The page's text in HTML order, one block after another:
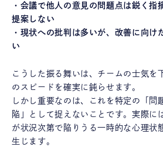
・会議で他人の意見の問題点は鋭く指
提案しない
・現状への批判は多いが、改善に向け
い
こうした振る舞いは、チームの士気を
のスピードを確実に鈍らせます。
しかし重要なのは、これを特定の「問
陥」として捉えないことです。実際に
が状況次第で陥りうる一時的な心理状
生じます。